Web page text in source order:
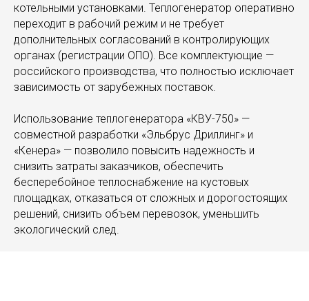
котельными установками. Теплогенератор оперативно
переходит в рабочий режим и не требует
дополнительных согласований в контролирующих
органах (регистрации ОПО). Все комплектующие —
российского производства, что полностью исключает
зависимость от зарубежных поставок.
Использование теплогенератора «КВУ-750» —
совместной разработки «Эльбрус Дриллинг» и
«Кенера» — позволило повысить надежность и
снизить затраты заказчиков, обеспечить
бесперебойное теплоснабжение на кустовых
площадках, отказаться от сложных и дорогостоящих
решений, снизить объем перевозок, уменьшить
экологический след.